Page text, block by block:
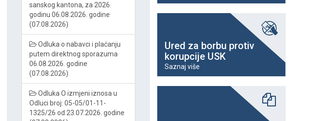
sanskog kantona, za 2026.
godinu 06.08.2026. godine
(07.08.2026)
Odluka o nabavci i plaćanju
putem direktnog sporazuma
06.08.2026. godine
(07.08.2026)
Odluka O izmjeni iznosa u
Odluci broj: 05-05/01-11-
1325/26 od 23.07.2026. godine
Ured za borbu protiv
korupcije USK
Saznaj više